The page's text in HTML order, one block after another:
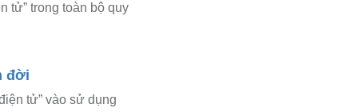
tử” trong toàn bộ quy
đời
tử” vào sử dụng